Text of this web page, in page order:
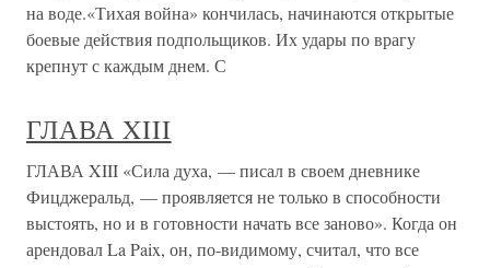
на воде.«Тихая война» кончилась, начинаются открытые
боевые действия подпольщиков. Их удары по врагу
крепнут с каждым днем. С
ГЛАВА XIII
ГЛАВА XIII «Сила духа, — писал в своем дневнике
Фицджеральд, — проявляется не только в способности
выстоять, но и в готовности начать все заново». Когда он
арендовал La Paix, он, по-видимому, считал, что все